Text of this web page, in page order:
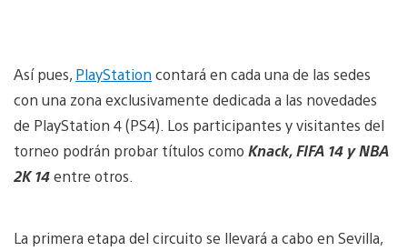
Así pues, PlayStation contará en cada una de las sedes
con una zona exclusivamente dedicada a las novedades
de PlayStation 4 (PS4). Los participantes y visitantes del
torneo podrán probar títulos como Knack, FIFA 14 y NBA
2K 14entre otros.
La primera etapa del circuito se llevará a cabo en Sevilla,